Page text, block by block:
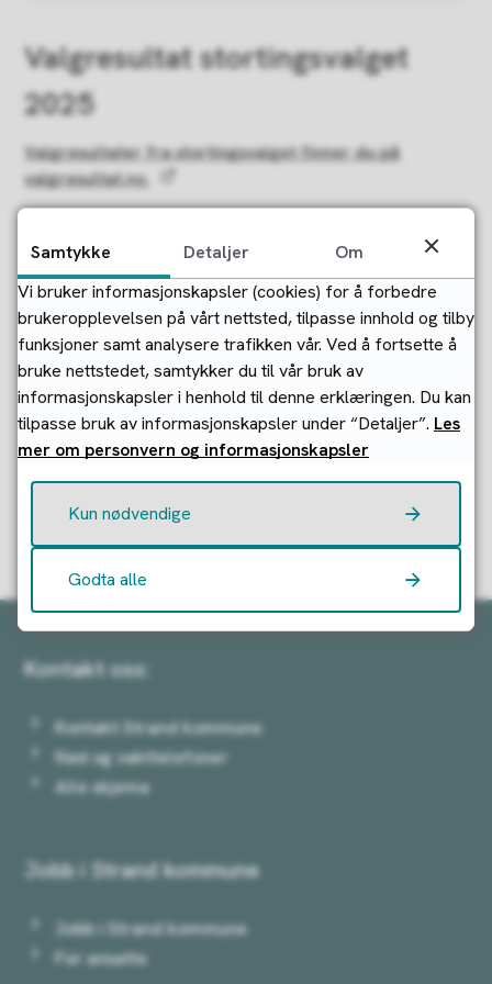
Valgresultat stortingsvalget
2025
Valgresultater fra stortingsvalget finner du på
valgresultat.no
Valgstyret
Valgstyret har ansvar for forberedelse og gjennomføring
av valg. I Strand er det formannskapet som fungerer som
valgstyre. Valgstyret ledes av ordføreren.
Fant du det du lette etter?
Kontakt oss:
Kontakt Strand kommune
Nød og vakttelefoner
Alle skjema
Jobb i Strand kommune
Jobb i Strand kommune
For ansatte
Samtykke Detaljer
Om
Vi bruker informasjonskapsler (cookies) for å forbedre
brukeropplevelsen på vårt nettsted, tilpasse innhold og tilby
funksjoner samt analysere trafikken vår. Ved å fortsette å
bruke nettstedet, samtykker du til vår bruk av
informasjonskapsler i henhold til denne erklæringen. Du kan
tilpasse bruk av informasjonskapsler under “Detaljer”. Les
mer om personvern og informasjonskapsler
Kun nødvendige
Godta alle